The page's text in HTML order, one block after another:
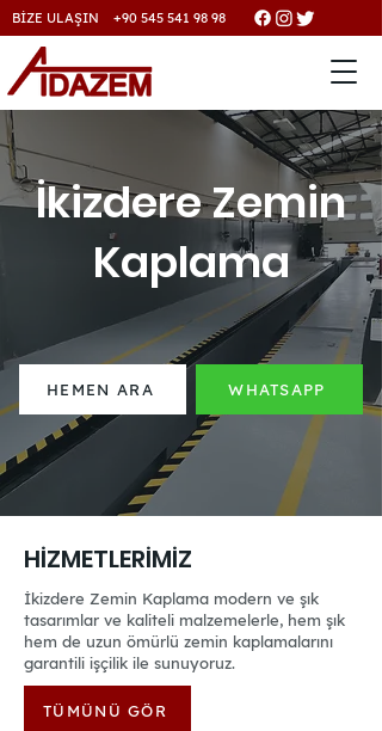
BİZE ULAŞIN +90 545 541 98 98
İkizdere Zemin
Kaplama
HEMEN ARA WHATSAPP
HİZMETLERİMİZ
İkizdere Zemin Kaplama modern ve şık
tasarımlar ve kaliteli malzemelerle, hem şık
hem de uzun ömürlü zemin kaplamalarını
garantili işçilik ile sunuyoruz.
TÜMÜNÜ GÖR